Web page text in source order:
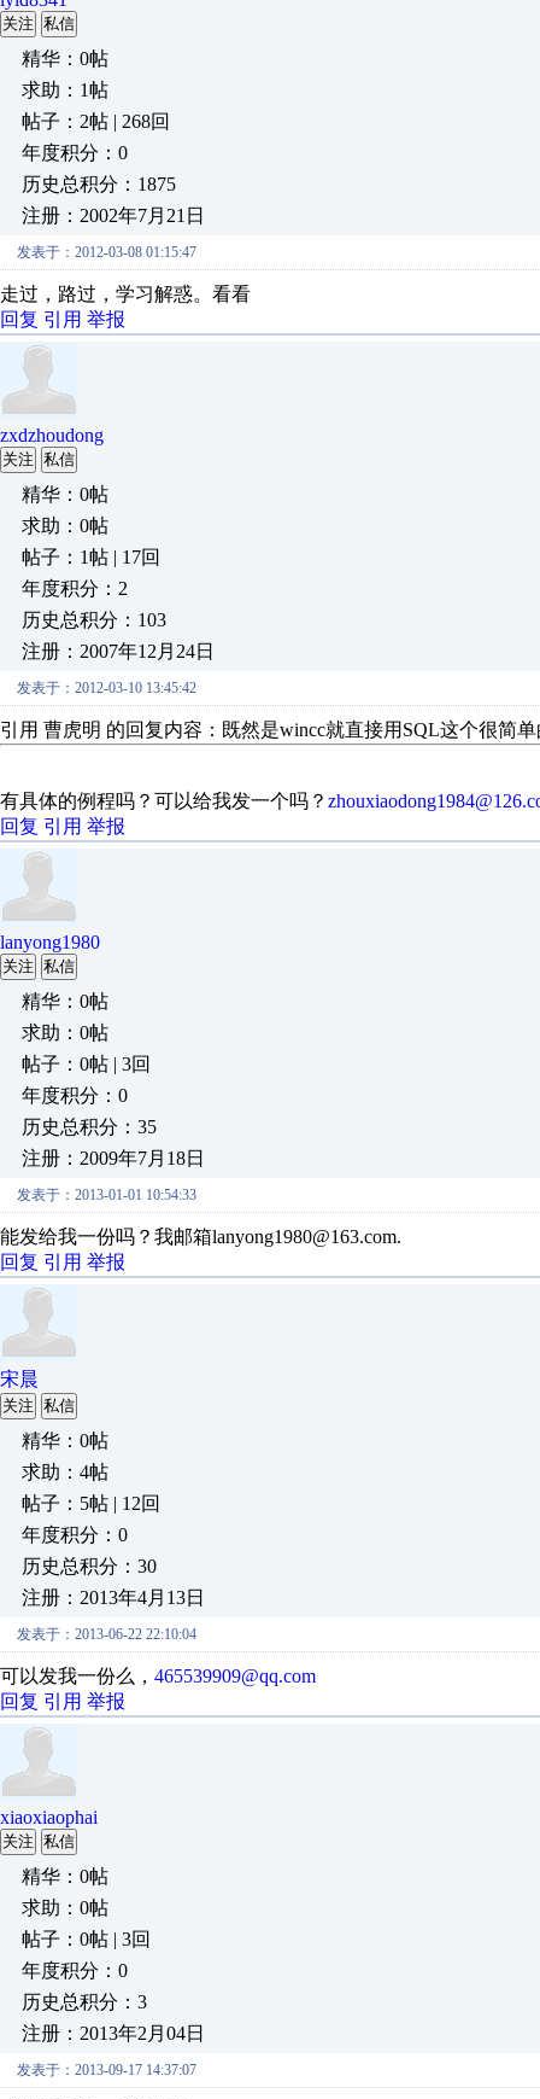
关注 私信
精华：0帖
求助：1帖
帖子：2帖 | 268回
年度积分：0
历史总积分：1875
注册：2002年7月21日
发表于：2012-03-08 01:15:47
走过，路过，学习解惑。看看
回复 引用 举报
zxdzhoudong
关注 私信
精华：0帖
求助：0帖
帖子：1帖 | 17回
年度积分：2
历史总积分：103
注册：2007年12月24日
发表于：2012-03-10 13:45:42
引用 曹虎明 的回复内容：既然是wincc就直接用SQL这个很简
有具体的例程吗？可以给我发一个吗？
回复 引用 举报
lanyong1980
关注 私信
精华：0帖
求助：0帖
帖子：0帖 | 3回
年度积分：0
历史总积分：35
注册：2009年7月18日
发表于：2013-01-01 10:54:33
能发给我一份吗？我邮箱lanyong1980@163.com.
回复 引用 举报
宋晨
关注 私信
精华：0帖
求助：4帖
帖子：5帖 | 12回
年度积分：0
历史总积分：30
注册：2013年4月13日
发表于：2013-06-22 22:10:04
可以发我一份么， 465539909@qq.com
回复 引用 举报
xiaoxiaophai
关注 私信
精华：0帖
求助：0帖
帖子：0帖 | 3回
年度积分：0
历史总积分：3
注册：2013年2月04日
发表于：2013-09-17 14:37:07